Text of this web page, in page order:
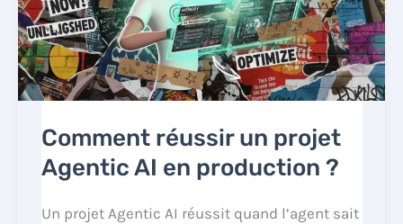
Comment réussir un projet
Agentic AI en production ?
Un projet Agentic AI réussit quand l’agent sait